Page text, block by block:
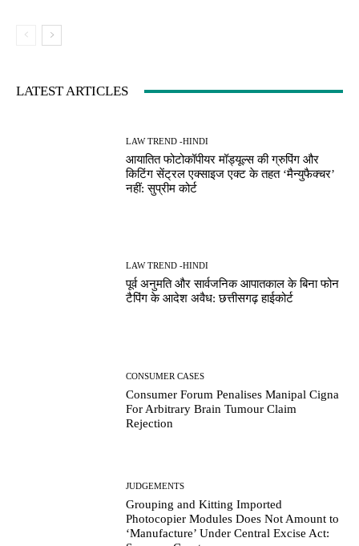
LATEST ARTICLES
LAW TREND -HINDI
आयातित फोटोकॉपीयर मॉड्यूल्स की ग्रुपिंग और
किटिंग सेंट्रल एक्साइज एक्ट के तहत ‘मैन्युफैक्चर’
नहीं: सुप्रीम कोर्ट
LAW TREND -HINDI
पूर्व अनुमति और सार्वजनिक आपातकाल के बिना फोन
टैपिंग के आदेश अवैध: छत्तीसगढ़ हाईकोर्ट
CONSUMER CASES
Consumer Forum Penalises Manipal Cigna
For Arbitrary Brain Tumour Claim
Rejection
JUDGEMENTS
Grouping and Kitting Imported
Photocopier Modules Does Not Amount to
‘Manufacture’ Under Central Excise Act: